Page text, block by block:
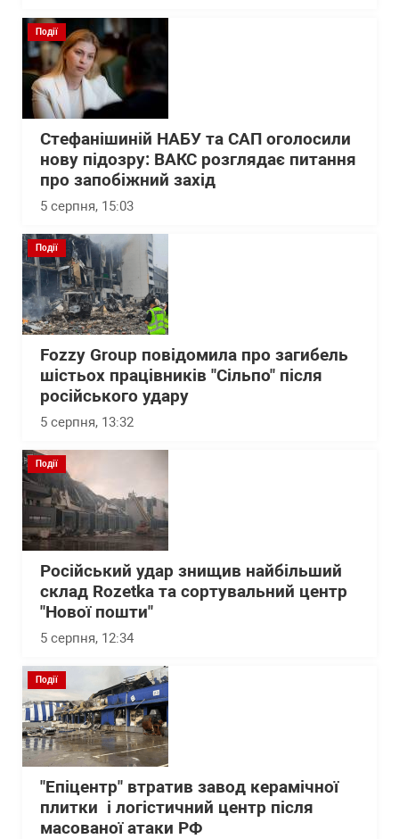
Події
Стефанішиній НАБУ та САП оголосили
нову підозру: ВАКС розглядає питання
про запобіжний захід
5 серпня, 15:03
Події
Fozzy Group повідомила про загибель
шістьох працівників "Сільпо" після
російського удару
5 серпня, 13:32
Події
Російський удар знищив найбільший
склад Rozetka та сортувальний центр
"Нової пошти"
5 серпня, 12:34
Події
"Епіцентр" втратив завод керамічної
плитки і логістичний центр після
масованої атаки РФ